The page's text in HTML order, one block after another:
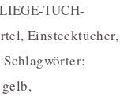
TUCH-
,Einstecktücher,
Schlagwörter:
gelb,